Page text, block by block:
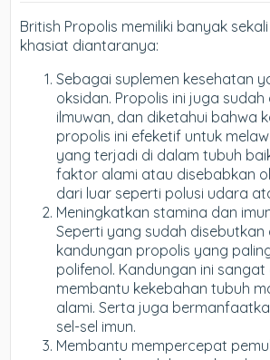
British Propolis memiliki banyak
khasiat diantaranya:
Sebagai suplemen kesehatan
oksidan. Propolis ini juga sudah
ilmuwan, dan diketahui bahwa
propolis ini efeketif untuk
yang terjadi di dalam tubuh
faktor alami atau disebabkan
dari luar seperti polusi udara
Meningkatkan stamina dan
Seperti yang sudah
kandungan propolis yang
polifenol. Kandungan ini
membantu kekebahan tubuh
alami. Serta juga
sel-sel imun.
Membantu mempercepat